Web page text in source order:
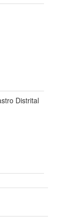
Distrital